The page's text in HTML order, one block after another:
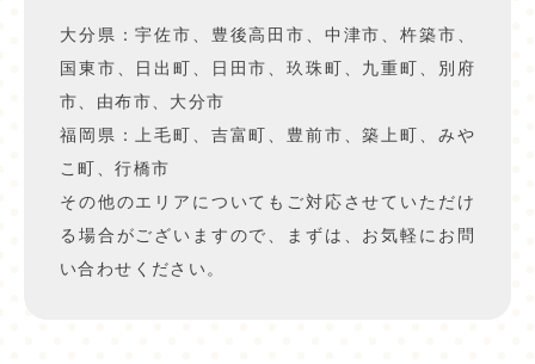
大分県：宇佐市、豊後高田市、中津市、杵築市、
国東市、日出町、日田市、玖珠町、九重町、別府
市、由布市、大分市
福岡県：上毛町、吉富町、豊前市、築上町、みや
こ町、行橋市
その他のエリアについてもご対応させていただけ
る場合がございますので、まずは、お気軽にお問
い合わせください。